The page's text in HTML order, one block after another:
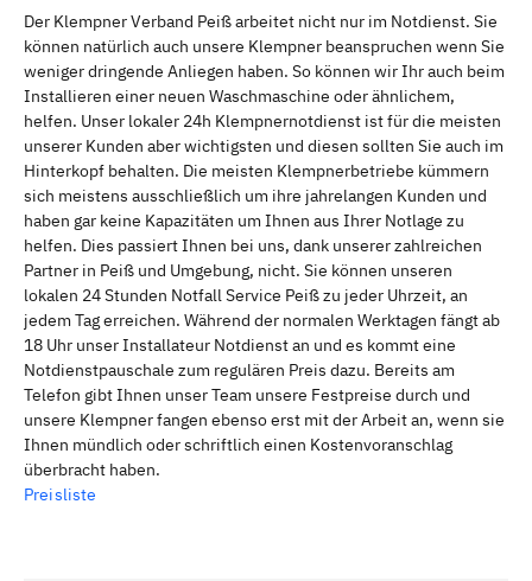
Der Klempner Verband Peiß arbeitet nicht nur im Notdienst. Sie
können natürlich auch unsere Klempner beanspruchen wenn Sie
weniger dringende Anliegen haben. So können wir Ihr auch beim
Installieren einer neuen Waschmaschine oder ähnlichem,
helfen. Unser lokaler 24h Klempnernotdienst ist für die meisten
unserer Kunden aber wichtigsten und diesen sollten Sie auch im
Hinterkopf behalten. Die meisten Klempnerbetriebe kümmern
sich meistens ausschließlich um ihre jahrelangen Kunden und
haben gar keine Kapazitäten um Ihnen aus Ihrer Notlage zu
helfen. Dies passiert Ihnen bei uns, dank unserer zahlreichen
Partner in Peiß und Umgebung, nicht. Sie können unseren
lokalen 24 Stunden Notfall Service Peiß zu jeder Uhrzeit, an
jedem Tag erreichen. Während der normalen Werktagen fängt ab
18 Uhr unser Installateur Notdienst an und es kommt eine
Notdienstpauschale zum regulären Preis dazu. Bereits am
Telefon gibt Ihnen unser Team unsere Festpreise durch und
unsere Klempner fangen ebenso erst mit der Arbeit an, wenn sie
Ihnen mündlich oder schriftlich einen Kostenvoranschlag
überbracht haben.
Preisliste